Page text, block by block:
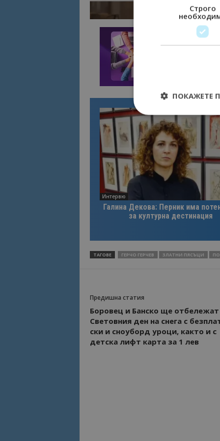
Интервю
Галина Декова: Перник има
за културна дестинация
ТАГОВЕ ГЕРЧО ГЕРЧЕВ ЗЛАТНИ ПЯСЪЦИ
Предишна статия
Боровец и Банско ще отбележат
Световния ден на снега с
ски и сноуборд уроци, както и с
детска лифт карта за 1 лев
Строго
ПОКАЖЕТЕ
Строго
управление на
Име